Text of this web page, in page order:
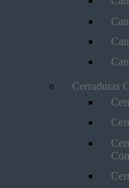
Cerraduras